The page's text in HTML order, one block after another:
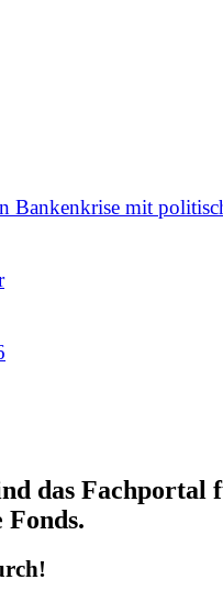
Bankenkrise mit
das Fachportal
Fonds.